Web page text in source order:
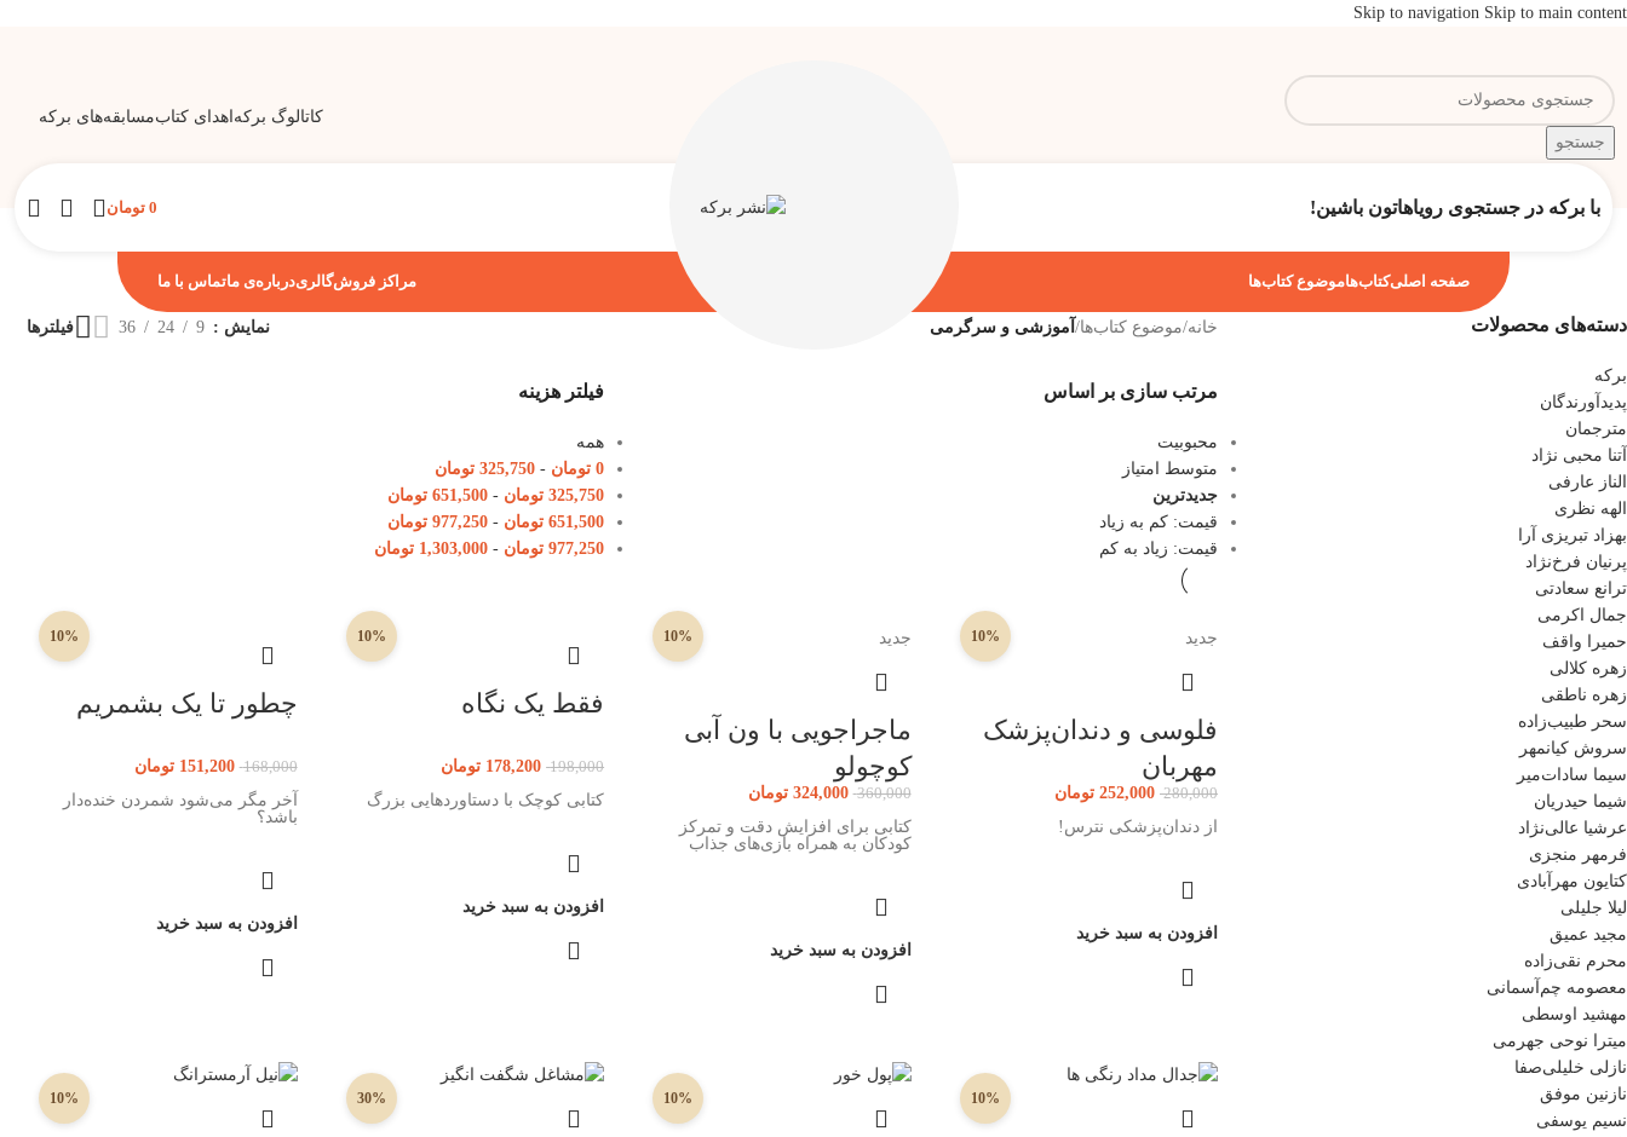
Skip to navigation Skip to main content
جستجو
کاتالوگ برکه اهدای کتابمسابقه‌های برکه
با برکه در جستجوی رویاهاتون باشین! 0 تومان
صفحه اصلیکتاب‌هاموضوع کتاب‌ها مراکز فروشگالریدرباره‌ی ماتماس با ما
دسته‌های محصولات
برکه
پدیدآورندگان
مترجمان
آتنا محبی نژاد
الناز عارفی
الهه نظری
بهزاد تبریزی آرا
پرنیان فرخ‌نژاد
ترانع سعادتی
جمال اکرمی
حمیرا واقف
زهره کلالی
زهره ناطقی
سحر طبیب‌زاده
سروش کیانمهر
سیما سادات‌میر
شیما حیدریان
عرشیا عالی‌نژاد
فرمهر منجزی
کتایون مهرآبادی
لیلا جلیلی
مجید عمیق
محرم نقی‌زاده
معصومه چم‌آسمانی
مهشید اوسطی
میترا نوحی جهرمی
نازلی خلیلی‌صفا
نازنین موفق
نسیم یوسفی
خانه/موضوع کتاب‌ها/آموزشی و سرگرمی نمایش 9
24
36 فیلترها
مرتب سازی بر اساس
محبوبیت
متوسط امتیاز
جدیدترین
قیمت: کم به زیاد
قیمت: زیاد به کم
فیلتر هزینه
همه
0 تومان -
325,750 تومان
325,750 تومان -
651,500 تومان
651,500 تومان -
977,250 تومان
977,250 تومان -
1,303,000 تومان
جدید 10%
فلوسی و دندان‌پزشک
مهربان
280,000
252,000 تومان
از دندان‌پزشکی نترس!
افزودن به سبد خرید
جدید 10%
ماجراجویی با ون آبی
کوچولو
360,000
324,000 تومان
کتابی برای افزایش دقت و تمرکز
کودکان به همراه بازی‌های جذاب
افزودن به سبد خرید
10%
فقط یک نگاه
198,000
178,200 تومان
کتابی کوچک با دستاوردهایی بزرگ
افزودن به سبد خرید
10%
چطور تا یک بشمریم
168,000
151,200 تومان
آخر مگر می‌شود شمردن خنده‌دار
باشد؟
افزودن به سبد خرید
10%
10%
30%
10%